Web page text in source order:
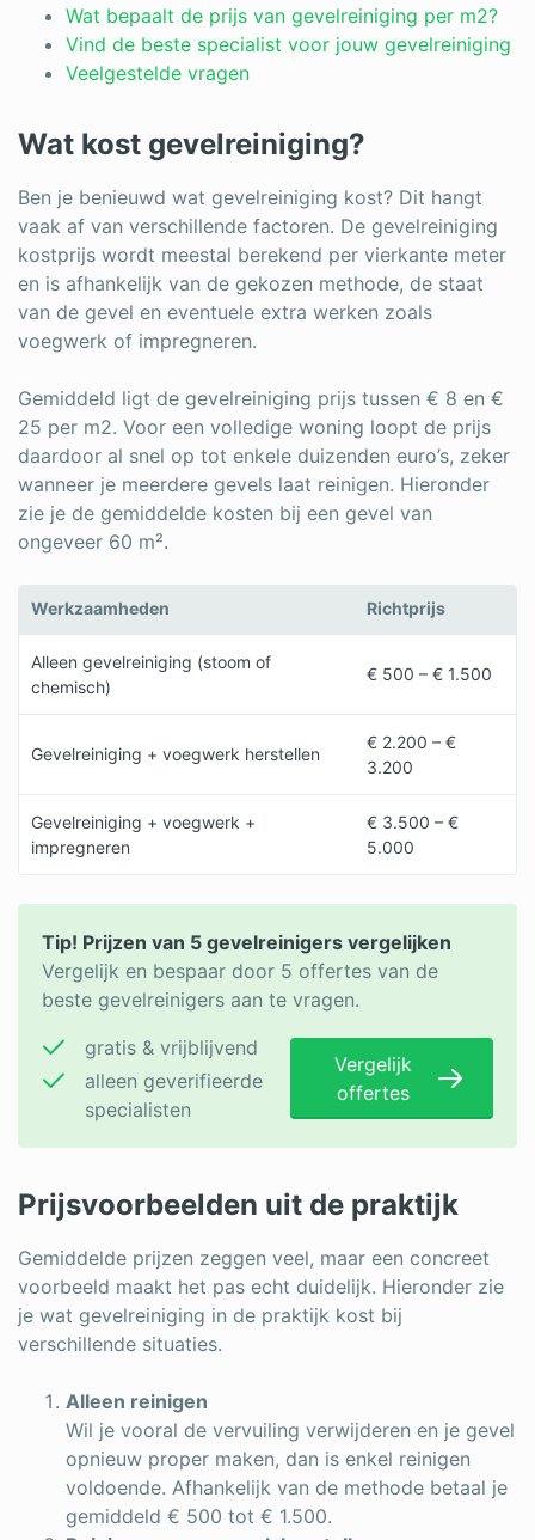
Wat bepaalt de prijs van gevelreiniging per m2?
Vind de beste specialist voor jouw gevelreiniging
Veelgestelde vragen
Wat kost gevelreiniging?
Ben je benieuwd wat gevelreiniging kost? Dit hangt
vaak af van verschillende factoren. De gevelreiniging
kostprijs wordt meestal berekend per vierkante meter
en is afhankelijk van de gekozen methode, de staat
van de gevel en eventuele extra werken zoals
voegwerk of impregneren.
Gemiddeld ligt de gevelreiniging prijs tussen € 8 en €
25 per m2. Voor een volledige woning loopt de prijs
daardoor al snel op tot enkele duizenden euro’s, zeker
wanneer je meerdere gevels laat reinigen. Hieronder
zie je de gemiddelde kosten bij een gevel van
ongeveer 60 m².
Werkzaamheden Richtprijs
Alleen gevelreiniging (stoom of
chemisch)
€ 500 – € 1.500
Gevelreiniging + voegwerk herstellen
€ 2.200 – €
3.200
Gevelreiniging + voegwerk +
impregneren
€ 3.500 – €
5.000
Tip! Prijzen van 5 gevelreinigers vergelijken
Vergelijk en bespaar door 5 offertes van de
beste gevelreinigers aan te vragen.
gratis & vrijblijvend
alleen geverifieerde
specialisten
Vergelijk
offertes
Prijsvoorbeelden uit de praktijk
Gemiddelde prijzen zeggen veel, maar een concreet
voorbeeld maakt het pas echt duidelijk. Hieronder zie
je wat gevelreiniging in de praktijk kost bij
verschillende situaties.
Alleen reinigen
Wil je vooral de vervuiling verwijderen en je gevel
opnieuw proper maken, dan is enkel reinigen
voldoende. Afhankelijk van de methode betaal je
gemiddeld € 500 tot € 1.500.